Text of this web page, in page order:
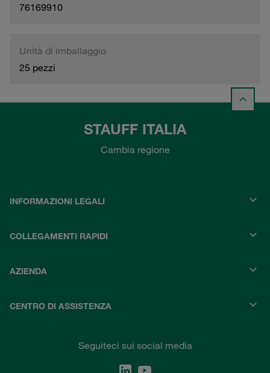
76169910
Unità di imballaggio
25 pezzi
STAUFF ITALIA
Cambia regione
INFORMAZIONI LEGALI
COLLEGAMENTI RAPIDI
AZIENDA
CENTRO DI ASSISTENZA
Seguiteci sui social media